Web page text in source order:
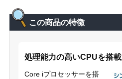
この商品の特徴
処理能力の高いCPUを搭載
Core iプロセッサーを搭